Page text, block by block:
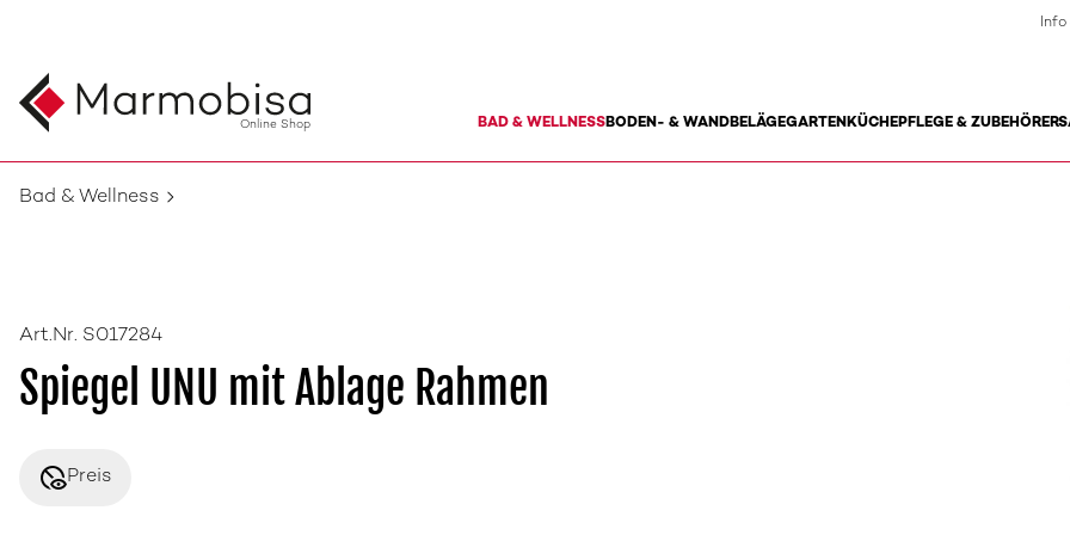
Online Shop BAD & WELLNESSBODEN- & WANDBELÄGEGARTENKÜCHEPFLEGE & ZUBEHÖR
Info
Bad & Wellness
Art.Nr. S017284
Spiegel UNU mit Ablage Rahmen
disabled_visiblePreis